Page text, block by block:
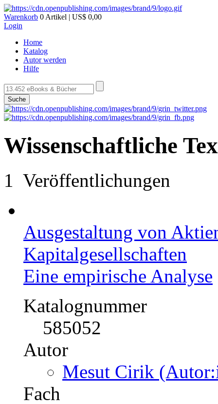
Warenkorb 0 Artikel | US$ 0,00
Login
Home
Katalog
Autor werden
Hilfe
Suche
Wissenschaftliche
1 Veröffentlichungen
Ausgestaltung von
Kapitalgesellschaften
Eine empirische Analyse
Katalognummer
585052
Autor